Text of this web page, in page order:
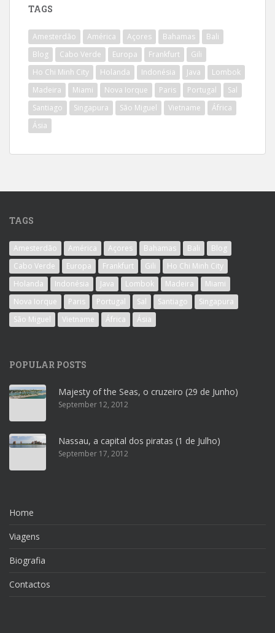
TAGS
Amesterdão América Açores Bahamas
Bali
Blog
Cabo Verde Europa Frankfurt
Gili
Ho Chi Minh City
Holanda Indonésia Java
Lombok
Madeira
Miami Nova Iorque Paris Portugal
Sal
Santiago
Singapura São Miguel Vietname
África
Ásia
TAGS
Amesterdão América Açores Bahamas Bali
Blog
Cabo Verde
Europa Frankfurt Gili
Ho Chi Minh City
Holanda
Indonésia Java Lombok Madeira
Miami
Nova Iorque
Paris Portugal Sal Santiago
Singapura
São Miguel
Vietname África Ásia
POPULAR POSTS
Majesty of the Seas, o cruzeiro (29 de Junho)
September 12, 2012
Nassau, a capital dos piratas (1 de Julho)
September 17, 2012
Home
Viagens
Biografia
Contactos